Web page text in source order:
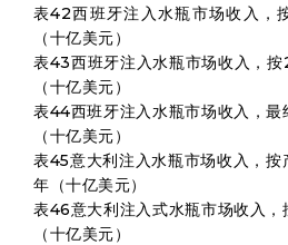
表42西班牙注入水瓶市场收入
（十亿美元）
表43西班牙注入水瓶市场收入，
（十亿美元）
表44西班牙注入水瓶市场收入，
（十亿美元）
表45意大利注入水瓶市场收入，
年（十亿美元）
表46意大利注入式水瓶市场收入
（十亿美元）